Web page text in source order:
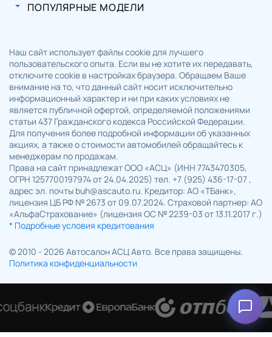
ПОПУЛЯРНЫЕ МОДЕЛИ
Наш сайт использует файлы cookie для лучшего
пользовательского опыта. Если вы не хотите их передавать,
отключите cookie в настройках браузера. Обращаем Ваше
внимание на то, что данный сайт носит исключительно
информационный характер и ни при каких условиях не
является публичной офертой, определяемой положениями
статьи 437 Гражданского кодекса Российской Федерации.
Для получения более подробной информации об указанных
акциях, а также о стоимости автомобилей обращайтесь к
менеджерам по продажам.
Права на сайт принадлежат ООО «АСЦ» (ИНН 7743470305,
ОГРН 1257700197974 от 24.04.2025) тел. +7 (925) 436-17-07 ,
адрес эл. почты buh@ascauto.ru. Кредитор: АО «ТБанк»,
лицензия ЦБ РФ № 2673 от 09.07.2024. Страховой партнер: АО
«АльфаСтрахование» (лицензия ОС № 2239-03 от 13.11.2017 г.)
* Подробные условия кредитования
© 2010 - 2026 Автосалон АСЦ Авто. Все права защищены.
Политика конфиденциальности